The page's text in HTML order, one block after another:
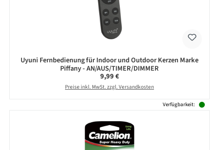
Uyuni Fernbedienung für Indoor und Outdoor Kerzen Marke
Piffany - AN/AUS/TIMER/DIMMER
Regulärer Preis:
9,99 €
Preise inkl. MwSt. zzgl. Versandkosten
Verfügbarkeit: